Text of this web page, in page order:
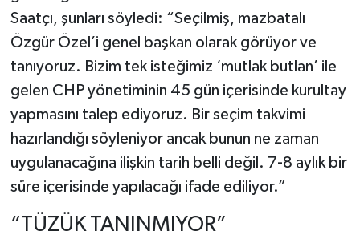
Saatçı, şunları söyledi: “Seçilmiş, mazbatalı
Özgür Özel’i genel başkan olarak görüyor ve
tanıyoruz. Bizim tek isteğimiz ‘mutlak butlan’ ile
gelen CHP yönetiminin 45 gün içerisinde kurultay
yapmasını talep ediyoruz. Bir seçim takvimi
hazırlandığı söyleniyor ancak bunun ne zaman
uygulanacağına ilişkin tarih belli değil. 7-8 aylık bir
süre içerisinde yapılacağı ifade ediliyor.”
“TÜZÜK TANINMIYOR”